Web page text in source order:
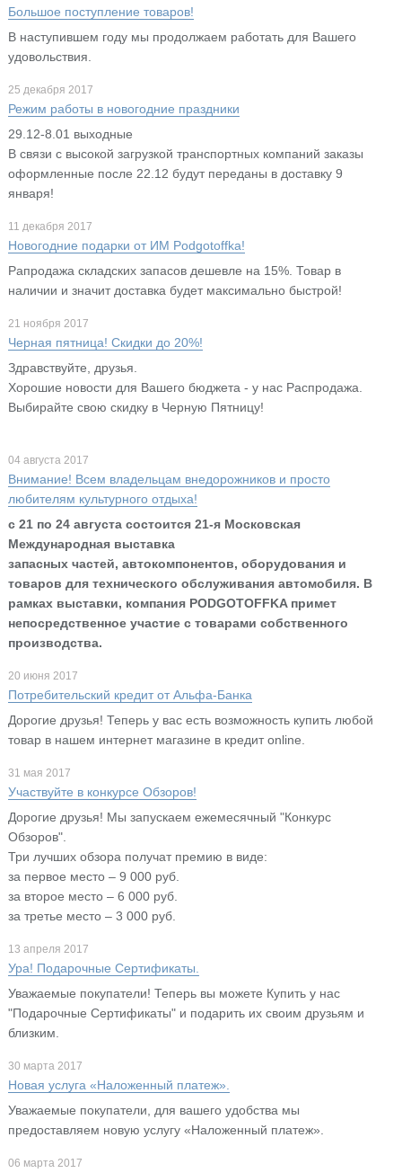
Большое поступление товаров!
В наступившем году мы продолжаем работать для Вашего
удовольствия.
25 декабря 2017
Режим работы в новогодние праздники
29.12-8.01 выходные
В связи с высокой загрузкой транспортных компаний заказы
оформленные после 22.12 будут переданы в доставку 9
января!
11 декабря 2017
Новогодние подарки от ИМ Podgotoffka!
Рапродажа складских запасов дешевле на 15%. Товар в
наличии и значит доставка будет максимально быстрой!
21 ноября 2017
Черная пятница! Скидки до 20%!
Здравствуйте, друзья.
Хорошие новости для Вашего бюджета - у нас Распродажа.
Выбирайте свою скидку в Черную Пятницу!
04 августа 2017
Внимание! Всем владельцам внедорожников и просто
любителям культурного отдыха!
с 21 по 24 августа состоится 21-я Московская
Международная выставка
запасных частей, автокомпонентов, оборудования и
товаров для технического обслуживания автомобиля. В
рамках выставки, компания PODGOTOFFKA примет
непосредственное участие с товарами собственного
производства.
20 июня 2017
Потребительский кредит от Альфа-Банка
Дорогие друзья! Теперь у вас есть возможность купить любой
товар в нашем интернет магазине в кредит online.
31 мая 2017
Участвуйте в конкурсе Обзоров!
Дорогие друзья! Мы запускаем ежемесячный "Конкурс
Обзоров".
Три лучших обзора получат премию в виде:
за первое место – 9 000 руб.
за второе место – 6 000 руб.
за третье место – 3 000 руб.
13 апреля 2017
Ура! Подарочные Сертификаты.
Уважаемые покупатели! Теперь вы можете Купить у нас
"Подарочные Сертификаты" и подарить их своим друзьям и
близким.
30 марта 2017
Новая услуга «Наложенный платеж».
Уважаемые покупатели, для вашего удобства мы
предоставляем новую услугу «Наложенный платеж».
06 марта 2017